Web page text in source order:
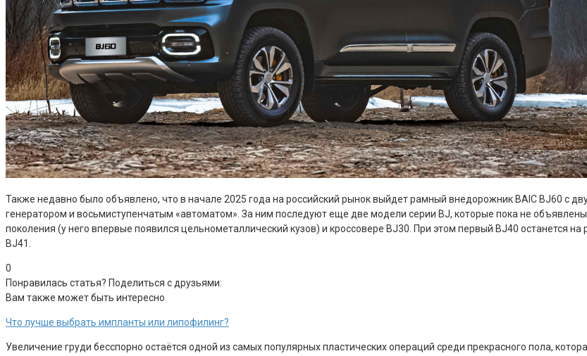
Также недавно было объявлено, что в начале 2025 года на российский рынок выйдет рамный внедорожник BAIC BJ60 с
генератором и восьмиступенчатым «автоматом». За ним последуют еще две модели серии BJ, которые пока не
поколения (у него впервые появился цельнометаллический кузов) и кроссовере BJ30. При этом первый BJ40 останется
BJ41.
0
Понравилась статья? Поделиться с друзьями:
Вам также может быть интересно
Что лучше выбрать импланты или липофилинг?
Увеличение груди бесспорно остаётся одной из самых популярных пластических операций среди прекрасного пола,